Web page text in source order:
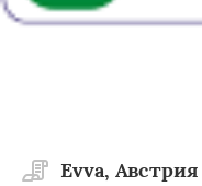
Evva, Австрия